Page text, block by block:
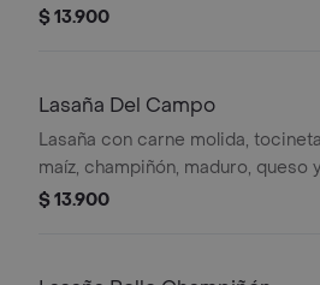
gratinado de queso, orégano y
$ 13.900
Lasaña Del Campo
Lasaña con carne molida,
maíz, champiñón, maduro, queso y
orégano.
$ 13.900